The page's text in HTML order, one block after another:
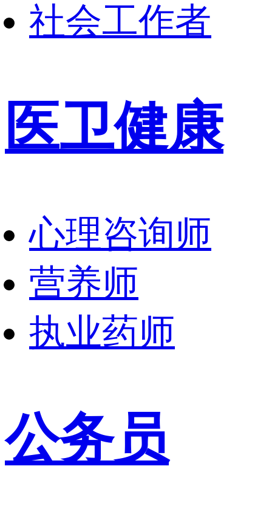
社会工作者
医卫健康
心理咨询师
营养师
执业药师
公务员